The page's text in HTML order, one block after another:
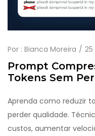
Por : Bianca Moreira
Prompt
Tokens Sem
Aprenda como reduzir
perder qualidade.
custos, aumentar